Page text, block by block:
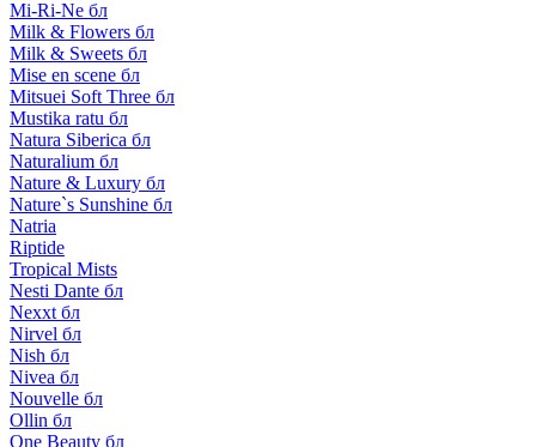
Mi-Ri-Ne бл
Milk & Flowers бл
Milk & Sweets бл
Mise en scene бл
Mitsuei Soft Three бл
Mustika ratu бл
Natura Siberica бл
Naturalium бл
Nature & Luxury бл
Nature`s Sunshine бл
Natria
Riptide
Tropical Mists
Nesti Dante бл
Nexxt бл
Nirvel бл
Nish бл
Nivea бл
Nouvelle бл
Ollin бл
One Beauty бл